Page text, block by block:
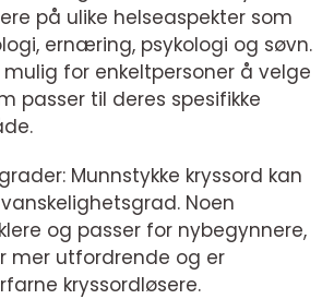
på ulike helseaspekter som
ernæring, psykologi og søvn.
for enkeltpersoner å velge
passer til deres spesifikke
Munnstykke kryssord kan
Noen
og passer for nybegynnere,
mer utfordrende og er
kryssordløsere.